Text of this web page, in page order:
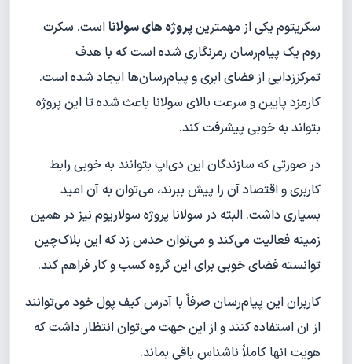
سکریتوم یکی از مهمترینپروژه های سولانااست. سکرت
روم یک پیام‌رسان رمزنگاری شده است که با هدف
تمرکززدایی از فضای ابری و پیام‌رسان‌ها ایجاد شده است.
کارمزد پایین و سرعت بالای سولانا باعث شده تا این پروژه
بتواند به خوبی پیشرفت کند.
در صورتی که سازندگان این دی‌اپ بتوانند به خوبی رابط
کاربری و اقتصاد آن را پیش ببرند، می‌توان به آن امید
بسیاری داشت. البته در سولانا پروژه سولاریوم نیز در همین
زمینه فعالیت می‌کند و می‌توان حدس زد که این بلاک‌چین
توانسته فضای خوبی برای این گروه کسب و کار فراهم کند.
کاربران این پیام‌رسان صرفاً با آدرس کیف پول خود می‌توانند
از آن استفاده کنند و از این جهت می‌توان انتظار داشت که
هویت آنها کاملاً ناشناس باقی بماند.